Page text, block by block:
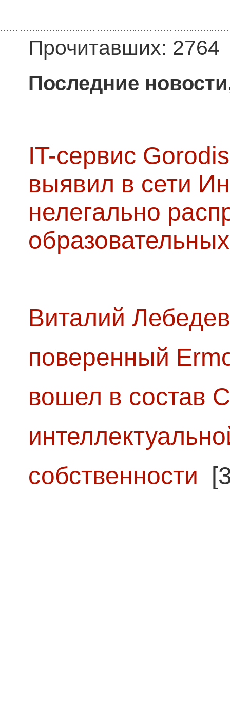
Прочитавших: 2764
Последние
IT-сервис
выявил в сети
нелегально
Виталий
поверенный
вошел в состав
собственности